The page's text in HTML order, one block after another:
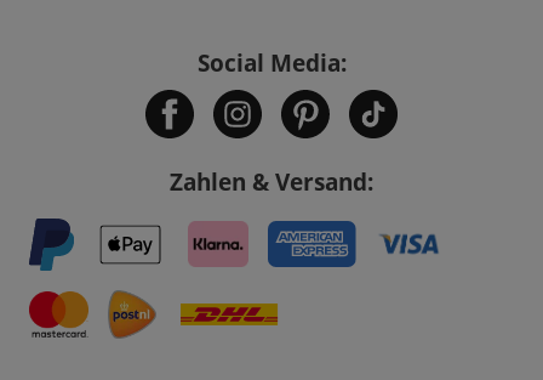
Social Media:
Zahlen & Versand: